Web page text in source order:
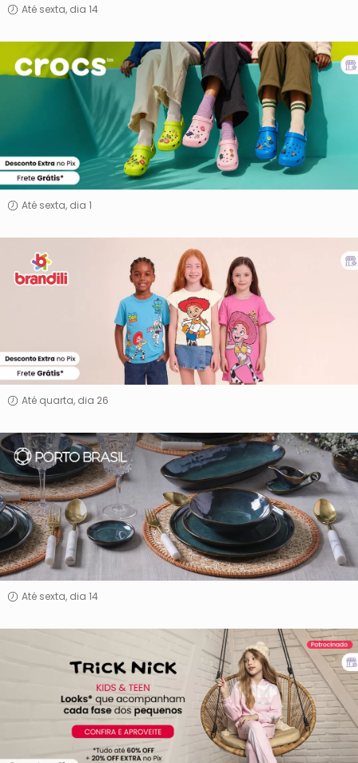
Até sexta, dia 14
Crocs
Até sexta, dia 1
Brandili
Até quarta, dia 26
Porto
Brasil
Até sexta, dia 14